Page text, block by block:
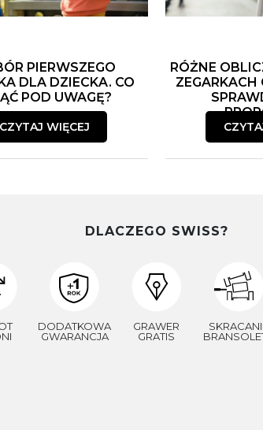
PIERWSZEGO
DLA DZIECKA. CO
POD UWAGĘ?
CZYTAJ WIĘCEJ
RÓŻNE
ZEGARKACH
DLACZEGO SWISS?
DODATKOWA
GWARANCJA
GRAWER
GRATIS